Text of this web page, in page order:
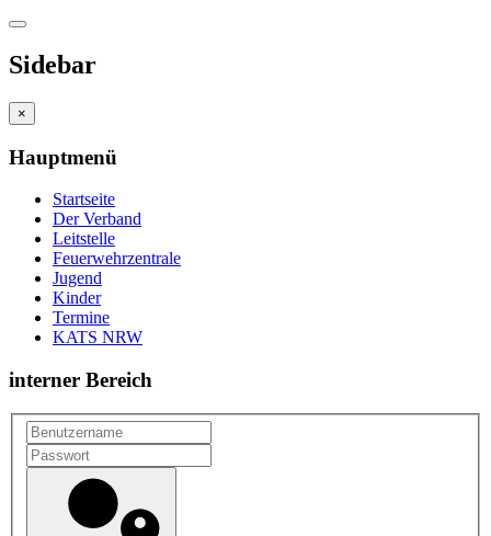
Sidebar
×
Hauptmenü
Startseite
Der Verband
Leitstelle
Feuerwehrzentrale
Jugend
Kinder
Termine
KATS NRW
interner Bereich